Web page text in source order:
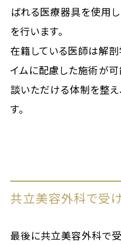
ばれる医療器具を使用
を行います。
在籍している医師は解剖
イムに配慮した施術が
談いただける体制を整え
す。
共立美容外科で受
最後に共立美容外科で